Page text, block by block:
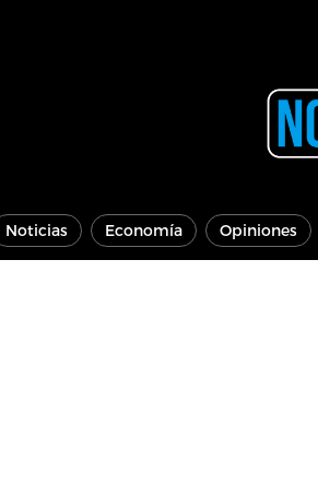
Noticias Economía Opiniones